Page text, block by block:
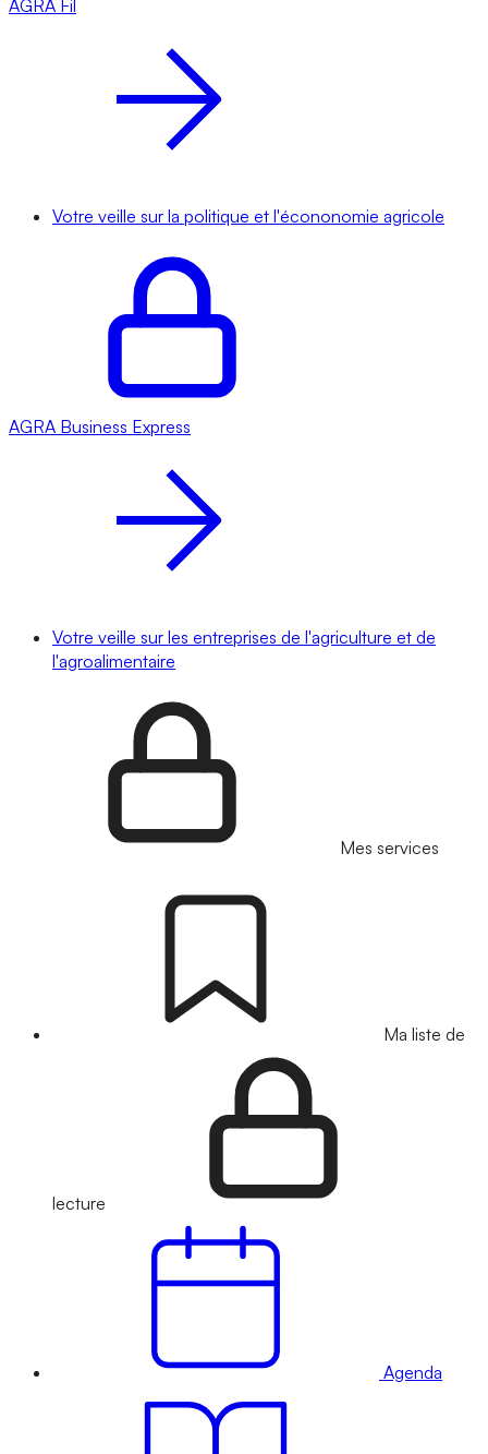
AGRA Fil
Votre veille sur la politique et l'écononomie agricole
AGRA Business Express
Votre veille sur les entreprises de l'agriculture et de
l'agroalimentaire
Mes services
Ma liste de
lecture
Agenda